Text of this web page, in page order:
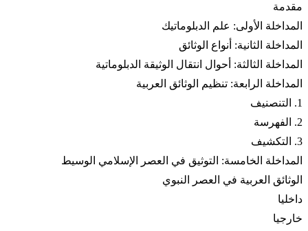
مقدمة
المداخلة الأولى: علم الدبلوماتيك
المداخلة الثانية: أنواع الوثائق
المداخلة الثالثة: أحوال انتقال الوثيقة الدبلوماتية
المداخلة الرابعة: تنظيم الوثائق العربية
1. التنصنيف
2. الفهرسة
3. التكشيف
المداخلة الخامسة: التوثيق في العصر الإسلامي الوسيط
الوثائق العربية في العصر النبوي
داخليا
خارجيا